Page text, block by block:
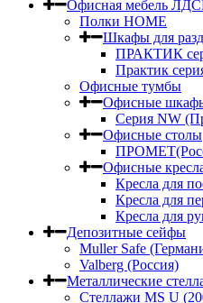
Офисная мебель
Полки HOME
Шкафы для
ПРАКТИК
Практик
Офисные тумбы
Офисные
Серия NW
Офисные столы
Офисные
Кресла для
Кресла для
Кресла для
Депозитные сейфы
Muller Safe
Valberg (Россия)
Металлические
Стеллажи MS U